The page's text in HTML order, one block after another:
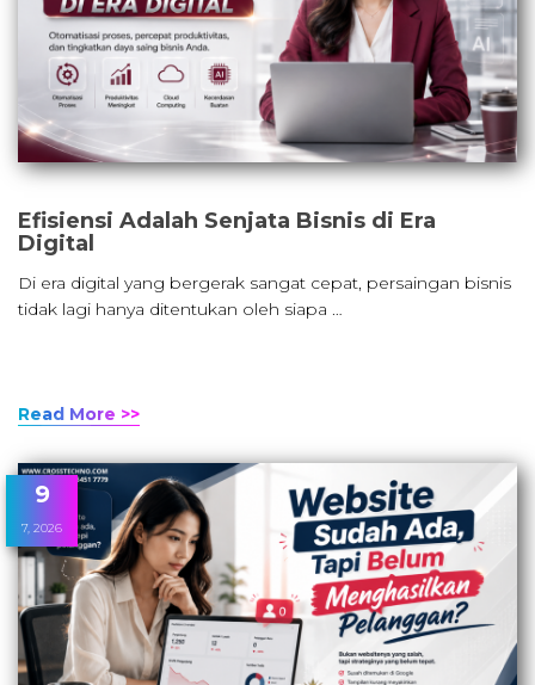
Efisiensi Adalah Senjata Bisnis di Era
Digital
Di era digital yang bergerak sangat cepat, persaingan bisnis
tidak lagi hanya ditentukan oleh siapa …
Read More >>
9
7, 2026